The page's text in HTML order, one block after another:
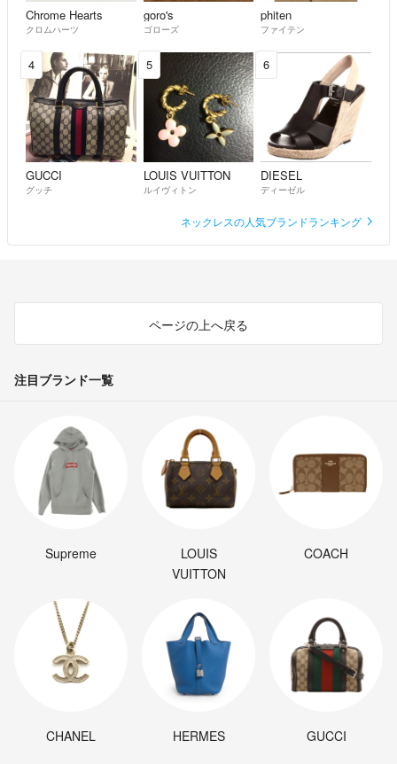
Chrome Hearts
クロムハーツ
goro's
ゴローズ
phiten
ファイテン
4
GUCCI
グッチ
5
LOUIS VUITTON
ルイヴィトン
6
DIESEL
ディーゼル
ネックレスの人気ブランドランキング
ページの上へ戻る
注目ブランド一覧
Supreme
LOUIS
VUITTON
COACH
CHANEL HERMES GUCCI